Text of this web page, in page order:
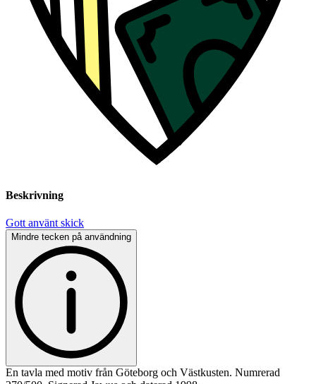
Beskrivning
Gott använt skick
Mindre tecken på användning
En tavla med motiv från Göteborg och Västkusten. Numrerad